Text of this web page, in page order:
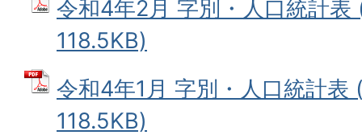
令和4年2月 字別・人口統計表
118.5KB)
令和4年1月 字別・人口統計表
118.5KB)